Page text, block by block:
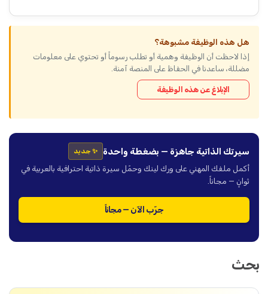
هل هذه الوظيفة مشبوهة؟
إذا لاحظت أن الوظيفة وهمية أو تطلب رسوماً أو تحتوي على معلومات
مضللة، ساعدنا في الحفاظ على المنصة آمنة.
الإبلاغ عن هذه الوظيفة
سيرتك الذاتية جاهزة — بضغطة واحدة ✨ جديد
أكمل ملفك المهني على ورك لينك وحمّل سيرة ذاتية احترافية بالعربية في
ثوانٍ — مجاناً.
جرّب الآن — مجاناً
بحث